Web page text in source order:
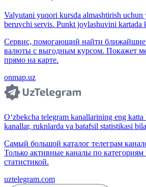
Valyutani yuqori kursda almashtirish
beruvchi servis. Punkt joylashuvini kartada
Сервис, помогающий найти
валюты с выгодным курсом. Покажет
прямо на карте.
onmap.uz
O‘zbekcha telegram kanallarining eng
kanallar, ruknlarda va batafsil statistikasi
Самый большой каталог телеграм
Только активные каналы по
статистикой.
uztelegram.com